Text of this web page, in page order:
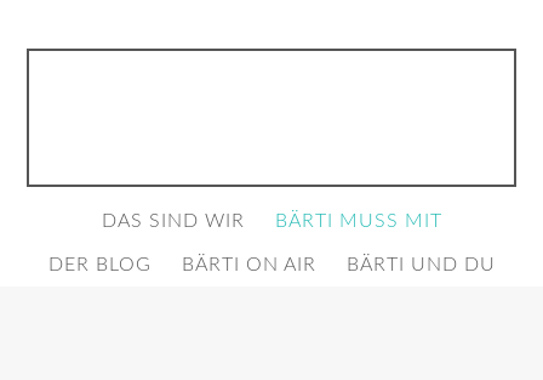
DAS SIND WIR BÄRTI MUSS MIT
DER BLOG BÄRTI ON AIR BÄRTI UND DU